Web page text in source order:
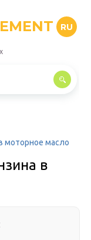
RU
моторное масло
в